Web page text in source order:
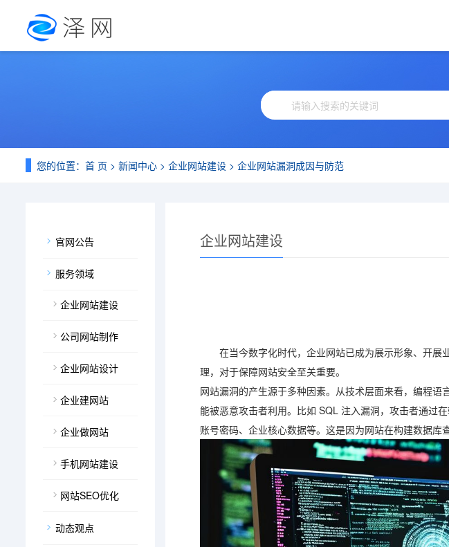
您的位置： 首 页 > 新闻中心 > 企业网站建设 > 企业网站漏洞成因与防范
官网公告
服务领域
企业网站建设
公司网站制作
企业网站设计
企业建网站
企业做网站
手机网站建设
网站SEO优化
动态观点
企业网站建设
在当今数字化时代，企业网站已成为展示形象、开
理，对于保障网站安全至关重要。
网站漏洞的产生源于多种因素。从技术层面来看，编程
能被恶意攻击者利用。比如 SQL 注入漏洞，攻击者通过
账号密码、企业核心数据等。这是因为网站在构建数据库